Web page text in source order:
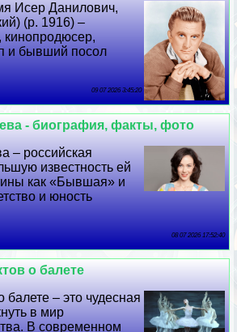
Исер Данилович,
(р. 1916) –
кинопродюсер,
и бывший посол
09 07 2026 3:45:20
- биография, факты, фото
– российская
известность ей
как «Бывшая» и
и юность
08 07 2026 17:52:40
о балете
– это чудесная
в мир
В современном